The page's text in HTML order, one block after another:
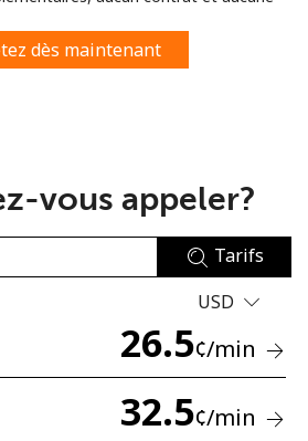
ou
Aucun mot de passe créé
dès maintenant
vous appeler?
Tarifs
USD
26.5¢/min
32.5¢/min